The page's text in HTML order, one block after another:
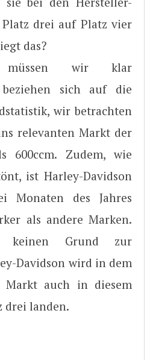
drei auf Platz vier
das?
wir klar
beziehen sich auf die
wir betrachten
relevanten Markt der
600ccm. Zudem, wie
ist Harley-Davidson
Monaten des Jahres
als andere Marken.
keinen Grund zur
Davidson wird in dem
auch in diesem
drei landen.